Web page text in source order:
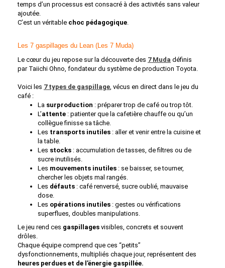
temps d’un processus est consacré à des activités sans valeur
ajoutée.
C’est un véritable choc pédagogique.
Les 7 gaspillages du Lean (Les 7 Muda)
Le cœur du jeu repose sur la découverte des 7 Muda définis
par Taiichi Ohno, fondateur du système de production Toyota.
Voici les 7 types de gaspillage, vécus en direct dans le jeu du
café :
La surproduction : préparer trop de café ou trop tôt.
L’attente : patienter que la cafetière chauffe ou qu’un
collègue finisse sa tâche.
Les transports inutiles : aller et venir entre la cuisine et
la table.
Les stocks : accumulation de tasses, de filtres ou de
sucre inutilisés.
Les mouvements inutiles : se baisser, se tourner,
chercher les objets mal rangés.
Les défauts : café renversé, sucre oublié, mauvaise
dose.
Les opérations inutiles : gestes ou vérifications
superflues, doubles manipulations.
Le jeu rend ces gaspillages visibles, concrets et souvent
drôles.
Chaque équipe comprend que ces “petits”
dysfonctionnements, multipliés chaque jour, représentent des
heures perdues et de l’énergie gaspillée.